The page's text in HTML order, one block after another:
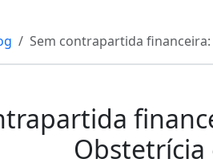
Sem contrapartida
Obstetrícia